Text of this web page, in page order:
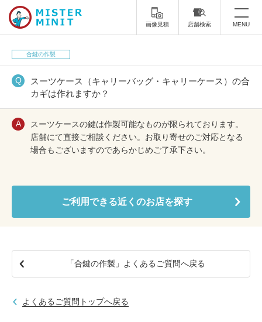
画像見積 店舗検索 MENU
トップ
ミスターミニットについて
修理サービス・料金
スーツケース修理 靴修理
カバンの修理 時計修理・電池交換
包丁研ぎ 杖先の修理
合鍵の作製
スーツケース（キャリーバッグ・キャリーケース）の合
カギは作れますか？
スーツケースの鍵は作製可能なものが限られております。
店舗にて直接ご相談ください。お取り寄せのご対応となる
場合もございますのであらかじめご了承下さい。
ご利用できる近くのお店を探す
「合鍵の作製」よくあるご質問へ戻る
よくあるご質問トップへ戻る